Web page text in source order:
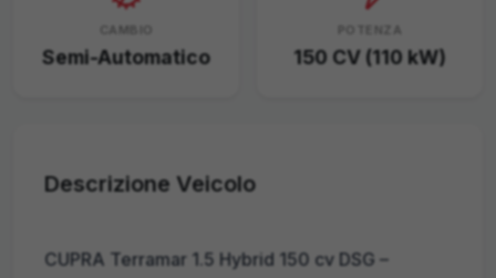
CAMBIO
Semi-Automatico 150 CV (110 kW)
Descrizione Veicolo
CUPRA Terramar 1.5 Hybrid 150 cv DSG –